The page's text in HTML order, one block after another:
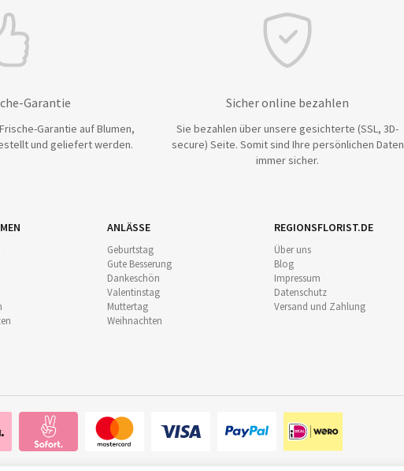
Garantie
Garantie auf Blumen,
und geliefert werden.
Sicher online bezahlen
Sie bezahlen über unsere gesichterte (SSL, 3D-
secure) Seite. Somit sind Ihre persönlichen Daten
immer sicher.
ANLÄSSE
Geburtstag
Gute Besserung
Dankeschön
Valentinstag
Muttertag
Weihnachten
REGIONSFLORIST.DE
Über uns
Blog
Impressum
Datenschutz
Versand und Zahlung